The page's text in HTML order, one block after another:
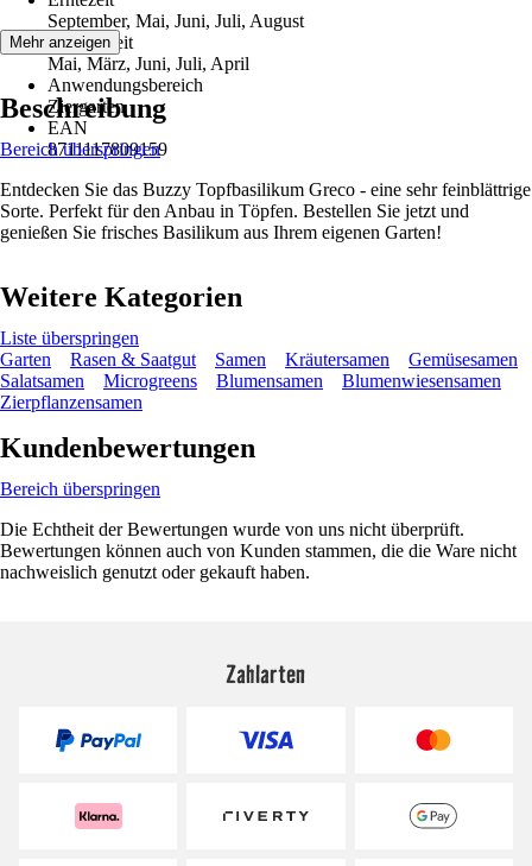
September, Mai, Juni, Juli, August
Aussaatzeit
Mai, März, Juni, Juli, April
Anwendungsbereich
Ziergarten
EAN
8711117809159
Mehr anzeigen
Beschreibung
Bereich überspringen
Entdecken Sie das Buzzy Topfbasilikum Greco - eine sehr feinblättrige
Sorte. Perfekt für den Anbau in Töpfen. Bestellen Sie jetzt und
genießen Sie frisches Basilikum aus Ihrem eigenen Garten!
Weitere Kategorien
Liste überspringen
Garten
Rasen & Saatgut Samen Kräutersamen
Gemüsesamen
Salatsamen
Microgreens Blumensamen
Blumenwiesensamen
Zierpflanzensamen
Kundenbewertungen
Bereich überspringen
Die Echtheit der Bewertungen wurde von uns nicht überprüft.
Bewertungen können auch von Kunden stammen, die die Ware nicht
nachweislich genutzt oder gekauft haben.
Zahlarten